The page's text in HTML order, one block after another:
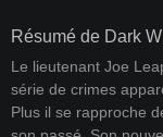
Résumé de Dark
Le lieutenant Joe
série de crimes
Plus il se rapproche